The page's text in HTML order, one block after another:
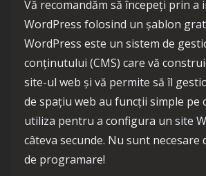
Vă recomandăm să începeți prin a
WordPress folosind un șablon
WordPress este un sistem de
conținutului (CMS) care vă
site-ul web și vă permite să îl
de spațiu web au funcții simple pe
utiliza pentru a configura un site
câteva secunde. Nu sunt necesare
de programare!